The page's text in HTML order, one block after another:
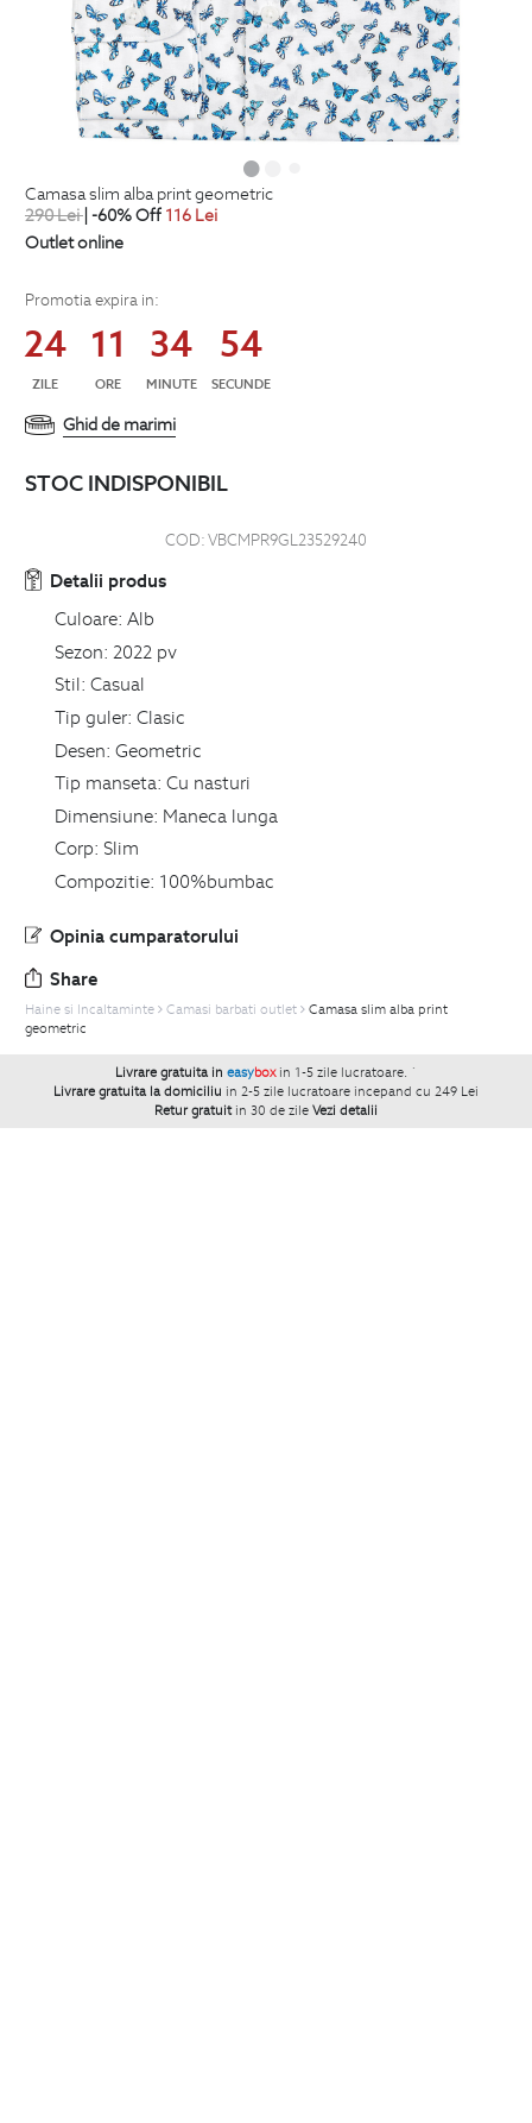
camasa slim alba print geometric
290Lei| -60% Off 116 Lei
Outlet online
Promotia expira in:
24
ZILE
11
ORE
34
MINUTE
54
SECUNDE
Ghid de marimi
STOC INDISPONIBIL
COD:VBCMPR9GL23529240
Detalii produs
Culoare: Alb
Sezon: 2022 pv
Stil: Casual
Tip guler: Clasic
Desen: Geometric
Tip manseta: Cu nasturi
Dimensiune: Maneca lunga
Corp: Slim
Compozitie: 100%bumbac
Opinia cumparatorului
Share
Haine si Incaltaminte Camasi barbati outlet
Camasa slim alba print
geometric
Livrare gratuita in easybox in 1-5 zile lucratoare. `
Livrare gratuita la domiciliu in 2-5 zile lucratoare incepand cu 249 Lei
Retur gratuit in 30 de zile Vezi detalii